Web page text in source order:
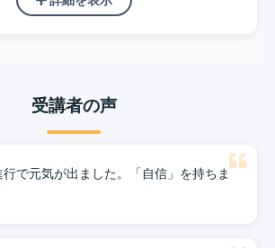
受講者の声
で元気が出ました。「自信」を持ちま